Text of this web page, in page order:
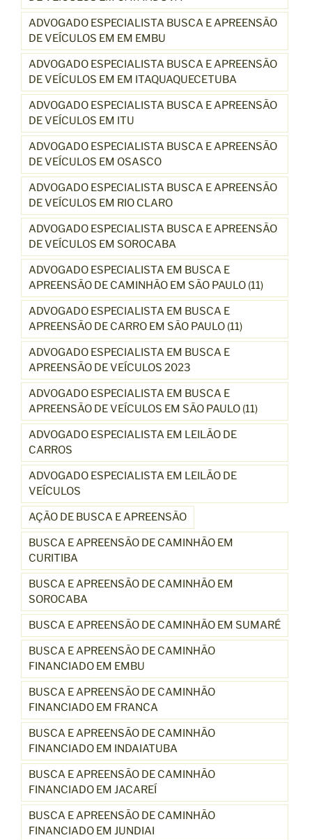
ADVOGADO ESPECIALISTA BUSCA E APREENSÃO
DE VEÍCULOS EM EM EMBU
ADVOGADO ESPECIALISTA BUSCA E APREENSÃO
DE VEÍCULOS EM EM ITAQUAQUECETUBA
ADVOGADO ESPECIALISTA BUSCA E APREENSÃO
DE VEÍCULOS EM ITU
ADVOGADO ESPECIALISTA BUSCA E APREENSÃO
DE VEÍCULOS EM OSASCO
ADVOGADO ESPECIALISTA BUSCA E APREENSÃO
DE VEÍCULOS EM RIO CLARO
ADVOGADO ESPECIALISTA BUSCA E APREENSÃO
DE VEÍCULOS EM SOROCABA
ADVOGADO ESPECIALISTA EM BUSCA E
APREENSÃO DE CAMINHÃO EM SÃO PAULO (11)
ADVOGADO ESPECIALISTA EM BUSCA E
APREENSÃO DE CARRO EM SÃO PAULO (11)
ADVOGADO ESPECIALISTA EM BUSCA E
APREENSÃO DE VEÍCULOS 2023
ADVOGADO ESPECIALISTA EM BUSCA E
APREENSÃO DE VEÍCULOS EM SÃO PAULO (11)
ADVOGADO ESPECIALISTA EM LEILÃO DE
CARROS
ADVOGADO ESPECIALISTA EM LEILÃO DE
VEÍCULOS
AÇÃO DE BUSCA E APREENSÃO
BUSCA E APREENSÃO DE CAMINHÃO EM
CURITIBA
BUSCA E APREENSÃO DE CAMINHÃO EM
SOROCABA
BUSCA E APREENSÃO DE CAMINHÃO EM SUMARÉ
BUSCA E APREENSÃO DE CAMINHÃO
FINANCIADO EM EMBU
BUSCA E APREENSÃO DE CAMINHÃO
FINANCIADO EM FRANCA
BUSCA E APREENSÃO DE CAMINHÃO
FINANCIADO EM INDAIATUBA
BUSCA E APREENSÃO DE CAMINHÃO
FINANCIADO EM JACAREÍ
BUSCA E APREENSÃO DE CAMINHÃO
FINANCIADO EM JUNDIAI